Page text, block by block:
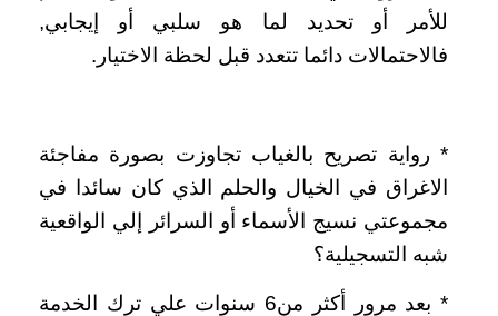
للأمر أو تحديد لما هو سلبي أو إيجابي‏,‏
فالاحتمالات دائما تتعدد قبل لحظة الاختيار‏.‏
*‏ رواية تصريح بالغياب تجاوزت بصورة مفاجئة
الاغراق في الخيال والحلم الذي كان سائدا في
مجموعتي نسيج الأسماء أو السرائر إلي الواقعية
شبه التسجيلية؟
‏*‏ بعد مرور أكثر من‏6‏ سنوات علي ترك الخدمة